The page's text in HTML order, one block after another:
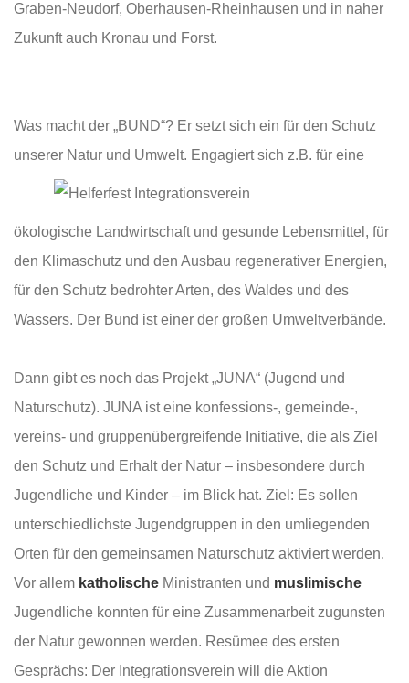
Graben-Neudorf, Oberhausen-Rheinhausen und in naher
Zukunft auch Kronau und Forst.
Was macht der „BUND“? Er setzt sich ein für den Schutz
unserer Natur und Umwelt. Engagiert sich z.B. für eine
ökologische Landwirtschaft und gesunde Lebensmittel, für
den Klimaschutz und den Ausbau regenerativer Energien,
für den Schutz bedrohter Arten, des Waldes und des
Wassers. Der Bund ist einer der großen Umweltverbände.
Dann gibt es noch das Projekt „JUNA“ (Jugend und
Naturschutz). JUNA ist eine konfessions-, gemeinde-,
vereins- und gruppenübergreifende Initiative, die als Ziel
den Schutz und Erhalt der Natur – insbesondere durch
Jugendliche und Kinder – im Blick hat. Ziel: Es sollen
unterschiedlichste Jugendgruppen in den umliegenden
Orten für den gemeinsamen Naturschutz aktiviert werden.
Vor allem katholische Ministranten und muslimische
Jugendliche konnten für eine Zusammenarbeit zugunsten
der Natur gewonnen werden. Resümee des ersten
Gesprächs: Der Integrationsverein will die Aktion